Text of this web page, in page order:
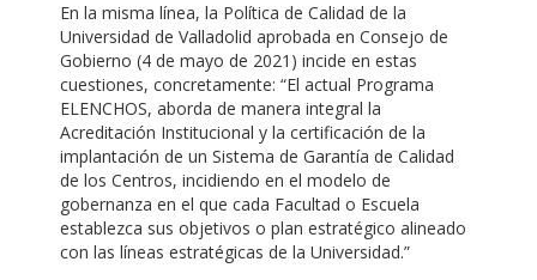
En la misma línea, la Política de Calidad de la
Universidad de Valladolid aprobada en Consejo de
Gobierno (4 de mayo de 2021) incide en estas
cuestiones, concretamente: “El actual Programa
ELENCHOS, aborda de manera integral la
Acreditación Institucional y la certificación de la
implantación de un Sistema de Garantía de Calidad
de los Centros, incidiendo en el modelo de
gobernanza en el que cada Facultad o Escuela
establezca sus objetivos o plan estratégico alineado
con las líneas estratégicas de la Universidad.”